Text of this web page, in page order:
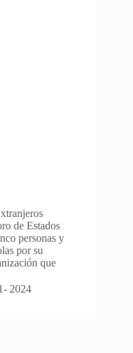
de Estados
personas y
por su
que
2024